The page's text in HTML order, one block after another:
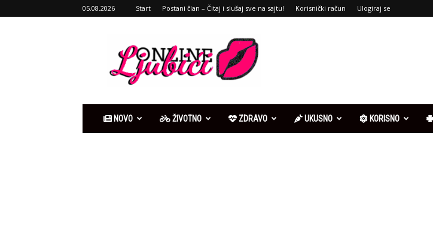
05.08.2026 Start Postani član – Čitaj i slušaj sve na sajtu! Korisnički račun Ulogiraj se
online
NOVO ŽIVOTNO ZDRAVO UKUSNO KORISNO